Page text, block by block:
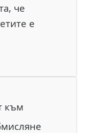
че
е
към